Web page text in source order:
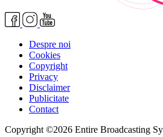
Despre noi
Cookies
Copyright
Privacy
Disclaimer
Publicitate
Contact
Copyright ©2026 Entire Broadcasting